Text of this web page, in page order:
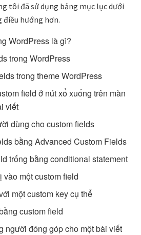
tôi đã sử dụng bảng mục lục dưới
điều hướng hơn.
WordPress là gì?
trong WordPress
trong theme WordPress
field ở nút xổ xuống trên màn
viết
dùng cho custom fields
bằng Advanced Custom Fields
trống bằng conditional statement
vào một custom field
một custom key cụ thể
custom field
người đóng góp cho một bài viết